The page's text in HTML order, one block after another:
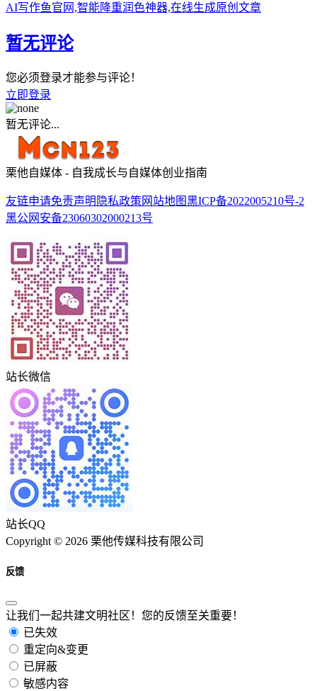
AI写作鱼官网,智能降重润色神器,在线生成原创文章
暂无评论
您必须登录才能参与评论！
立即登录
暂无评论...
栗他自媒体 - 自我成长与自媒体创业指南
友链申请免责声明 隐私政策 网站地图黑ICP备2022005210号-2
黑公网安备23060302000213号
站长微信
站长QQ
Copyright © 2026 栗他传媒科技有限公司
反馈
让我们一起共建文明社区！您的反馈至关重要！
已失效
重定向&变更
已屏蔽
敏感内容